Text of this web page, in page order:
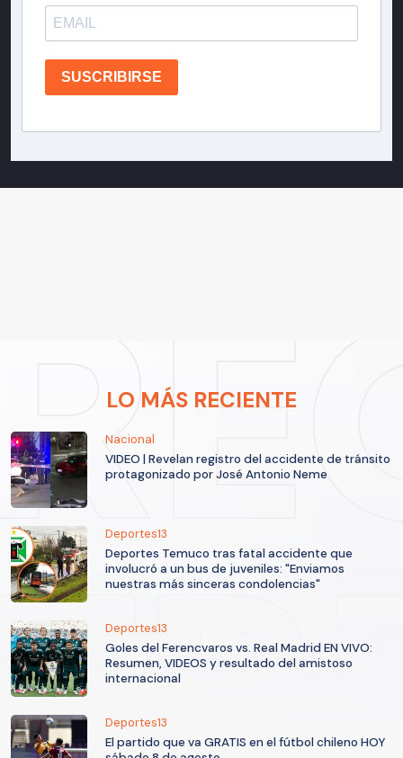
SUSCRIBIRSE
LO MÁS RECIENTE
Nacional
VIDEO | Revelan registro del accidente de tránsito
protagonizado por José Antonio Neme
Deportes13
Deportes Temuco tras fatal accidente que
involucró a un bus de juveniles: "Enviamos
nuestras más sinceras condolencias"
Deportes13
Goles del Ferencvaros vs. Real Madrid EN VIVO:
Resumen, VIDEOS y resultado del amistoso
internacional
Deportes13
El partido que va GRATIS en el fútbol chileno HOY